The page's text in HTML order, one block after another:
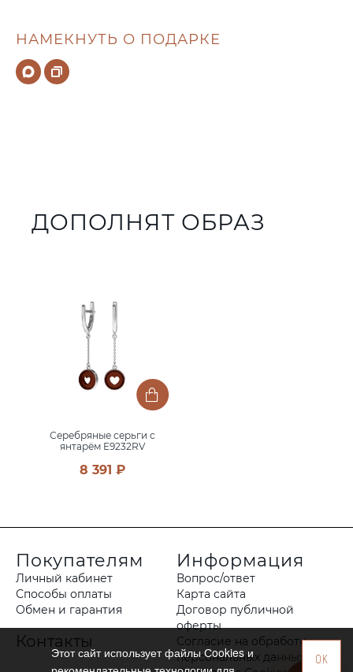
НАМЕКНУТЬ О ПОДАРКЕ
ДОПОЛНЯТ ОБРАЗ
Серебряные серьги с
янтарём E9232RV
8 391 ₽
Покупателям
Личный кабинет
Способы оплаты
Обмен и гарантия
Контакты
Информация
Вопрос/ответ
Карта сайта
Договор публичной
оферты
Согласие на обработку
персональных данных
OK
Этот сайт использует файлы Сookies и